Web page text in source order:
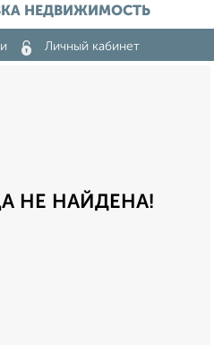
НЕДВИЖИМОСТЬ
Личный кабинет
НЕ НАЙДЕНА!